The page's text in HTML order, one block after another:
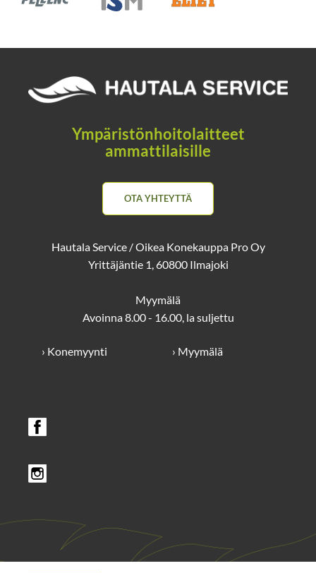
Ympäristönhoitolaitteet
ammattilaisille
OTA YHTEYTTÄ
Hautala Service / Oikea Konekauppa Pro Oy
Yrittäjäntie 1, 60800 Ilmajoki
Myymälä
Avoinna 8.00 - 16.00, la suljettu
› Konemyynti › Myymälä